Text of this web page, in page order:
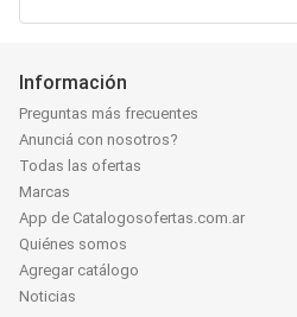
Información
Preguntas más frecuentes
Anunciá con nosotros?
Todas las ofertas
Marcas
App de Catalogosofertas.com.ar
Quiénes somos
Agregar catálogo
Noticias